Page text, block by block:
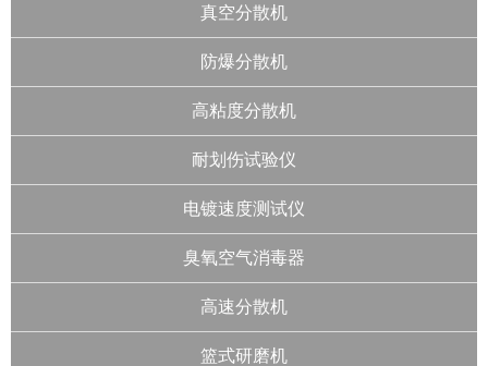
真空分散机
防爆分散机
高粘度分散机
耐划伤试验仪
电镀速度测试仪
臭氧空气消毒器
高速分散机
篮式研磨机